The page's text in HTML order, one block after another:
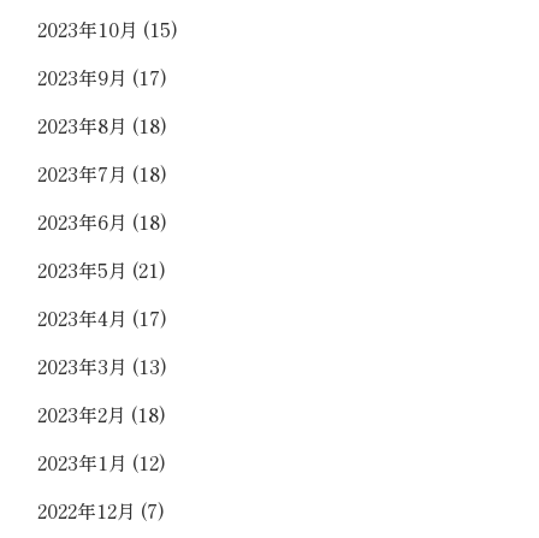
2023年10月 (15)
2023年9月 (17)
2023年8月 (18)
2023年7月 (18)
2023年6月 (18)
2023年5月 (21)
2023年4月 (17)
2023年3月 (13)
2023年2月 (18)
2023年1月 (12)
2022年12月 (7)